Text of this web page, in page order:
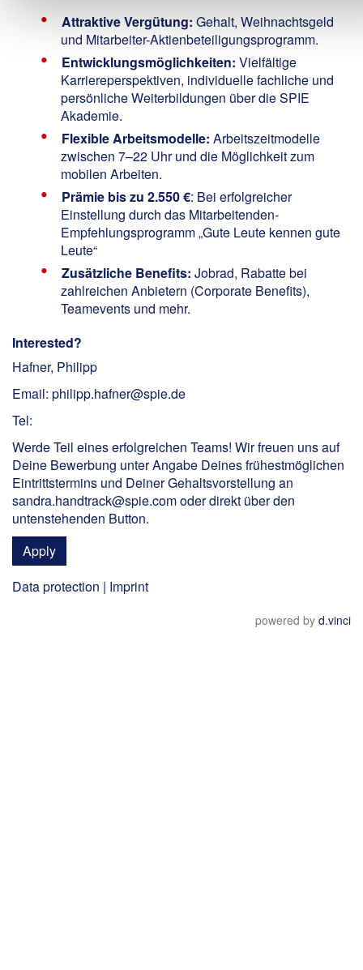
Attraktive Vergütung: Gehalt, Weihnachtsgeld
und Mitarbeiter-Aktienbeteiligungsprogramm.
Entwicklungsmöglichkeiten: Vielfältige
Karriereperspektiven, individuelle fachliche und
persönliche Weiterbildungen über die SPIE
Akademie.
Flexible Arbeitsmodelle: Arbeitszeitmodelle
zwischen 7–22 Uhr und die Möglichkeit zum
mobilen Arbeiten.
Prämie bis zu 2.550 €: Bei erfolgreicher
Einstellung durch das Mitarbeitenden-
Empfehlungsprogramm „Gute Leute kennen gute
Leute“
Zusätzliche Benefits: Jobrad, Rabatte bei
zahlreichen Anbietern (Corporate Benefits),
Teamevents und mehr.
Interested?
Hafner, Philipp
Email: philipp.hafner@spie.de
Tel:
Werde Teil eines erfolgreichen Teams! Wir freuen uns auf
Deine Bewerbung unter Angabe Deines frühestmöglichen
Eintrittstermins und Deiner Gehaltsvorstellung an
sandra.handtrack@spie.com oder direkt über den
untenstehenden Button.
Apply
Data protection | Imprint
powered by d.vinci